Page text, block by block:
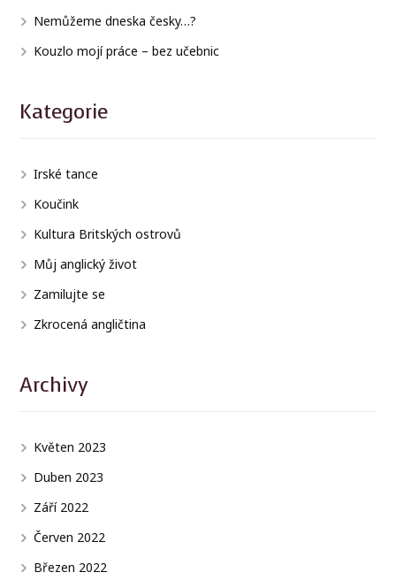
Nemůžeme dneska česky…?
Kouzlo mojí práce – bez učebnic
Kategorie
Irské tance
Koučink
Kultura Britských ostrovů
Můj anglický život
Zamilujte se
Zkrocená angličtina
Archivy
Květen 2023
Duben 2023
Září 2022
Červen 2022
Březen 2022